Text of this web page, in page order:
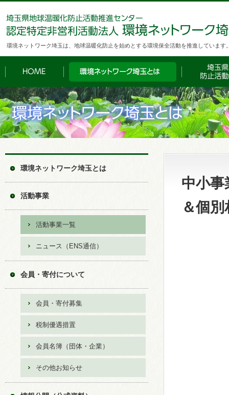
環境ネットワーク埼玉は、地球温暖化防止を始めとする環境保全活動を推進しています
中小
＆個
環境ネットワーク埼玉とは
活動事業
活動事業一覧
ニュース（ENS通信）
会員・寄付について
会員・寄付募集
税制優遇措置
会員名簿（団体・企業）
その他お知らせ